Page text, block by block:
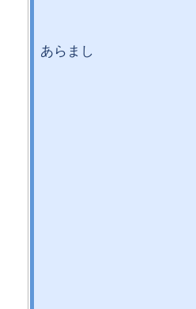
あらまし